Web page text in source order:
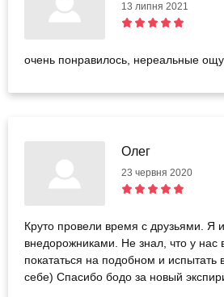
13 липня 2021
очень понравилось, нереальные
Олег
23 червня 2020
Круто провели время с друзьями. Я
внедорожниками. Не знал, что у нас
покататься на подобном и
себе) Спасибо бодо за новый